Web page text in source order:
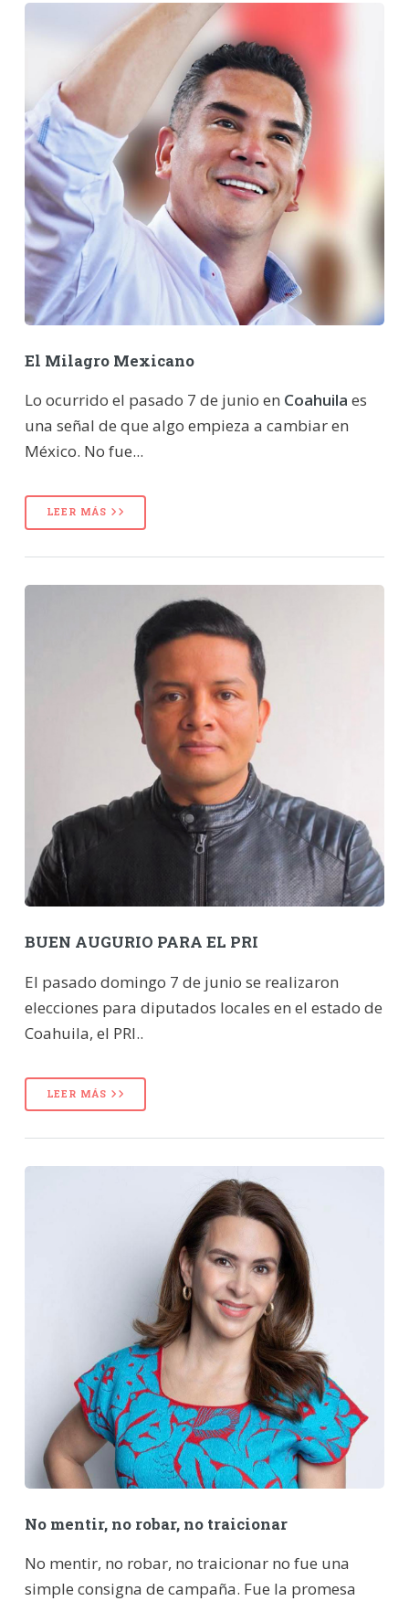
El Milagro Mexicano
Lo ocurrido el pasado 7 de junio en Coahuila es
una señal de que algo empieza a cambiar en
México. No fue...
LEER MÁS
BUEN AUGURIO PARA EL PRI
El pasado domingo 7 de junio se realizaron
elecciones para diputados locales en el estado de
Coahuila, el PRI..
LEER MÁS
No mentir, no robar, no traicionar
No mentir, no robar, no traicionar no fue una
simple consigna de campaña. Fue la promesa